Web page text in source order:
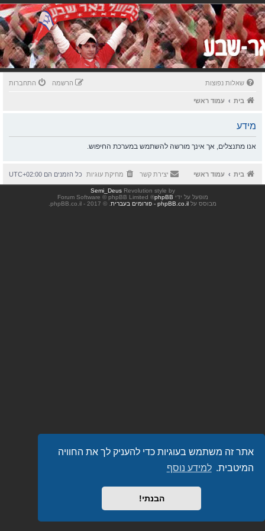
אתר זה משתמש בעוגיות כדי להעניק לך את החוויה
המיטבית. למידע נוסף
הבנתי!
שאלות נפוצות התחברות הרשמה
בית עמוד ראשי
מידע
אנו מתנצלים, אך אינך מורשה להשתמש במערכת החיפוש.
בית עמוד ראשי כל הזמנים הם UTC+02:00 מחיקת עוגיות יצירת קשר
Revolution style by
Semi_Deus
מופעל על ידי phpBB
® Forum Software © phpBB Limited
מבוסס על phpBB.co.il - פורומים בעברית . © 2017 - phpBB.co.il.